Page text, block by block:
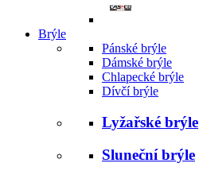
Brýle
Pánské brýle
Dámské brýle
Chlapecké brýle
Dívčí brýle
Lyžařské brýle
Sluneční brýle